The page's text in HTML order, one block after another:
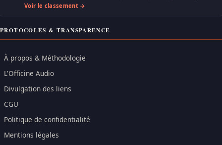
Voir le classement →
PROTOCOLES & TRANSPARENCE
À propos & Méthodologie
L'Officine Audio
Divulgation des liens
CGU
Politique de confidentialité
Mentions légales